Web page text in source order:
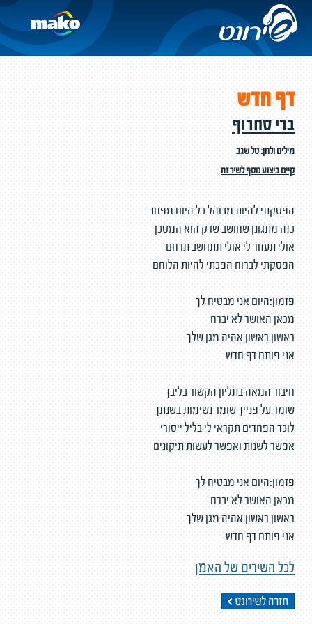
דף חדש
ברי סחרוף
מילים ולחן:טל שגב
קיים ביצוע נוסף לשיר זה
הפסקתי להיות מבוהל כל היום מפחד
כזה מתגונן שחושב שרק הוא המסכן
אולי תעזור לי אולי תתחשב תרחם
הפסקתי לברוח הפכתי להיות הלוחם
פזמון:היום אני מבטיח לך
מכאן האושר לא יברח
ראשון ראשון אהיה מגן שלך
אני פותח דף חדש
חיבור המאה בתליון הקשור בליבך
שומר על פנייך שומר נשימות בשנתך
לוכד הפחדים תקראי לי בליל ייסורי
אפשר לשנות ואפשר לעשות תיקונים
פזמון:היום אני מבטיח לך
מכאן האושר לא יברח
ראשון ראשון אהיה מגן שלך
אני פותח דף חדש
לכל השירים של האמן